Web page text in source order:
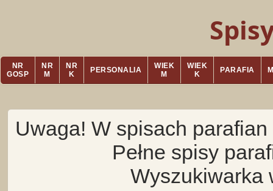
NR
GOSP
NR
M
NR
K
PERSONALIA
WIEK
M
WIEK
K
PARAFIA
Uwaga! W spisach
Pełne spisy
Wyszukiwarka